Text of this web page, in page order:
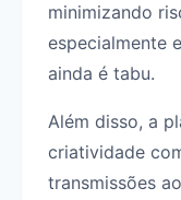
minimizando
especialmente
ainda é tabu.
Além disso, a
criatividade
transmissões